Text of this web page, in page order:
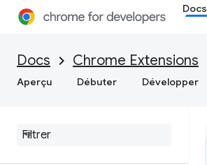
Docs
Docs Chrome Extensions
Aperçu Débuter Développer